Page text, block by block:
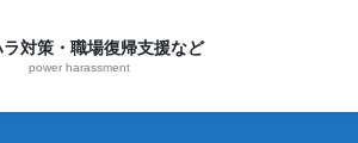
対策・職場復帰支援など
power harassment